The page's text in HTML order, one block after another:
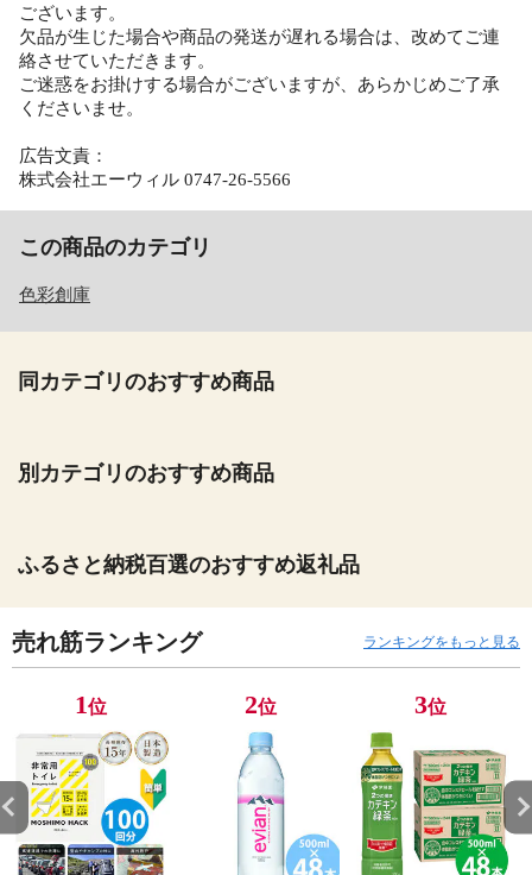
ございます。
欠品が生じた場合や商品の発送が遅れる場合は、改めてご連
絡させていただきます。
ご迷惑をお掛けする場合がございますが、あらかじめご了承
くださいませ。
広告文責：
株式会社エーウィル 0747-26-5566
この商品のカテゴリ
色彩創庫
同カテゴリのおすすめ商品
別カテゴリのおすすめ商品
ふるさと納税百選のおすすめ返礼品
売れ筋ランキング ランキングをもっと見る
1位 2位 3位